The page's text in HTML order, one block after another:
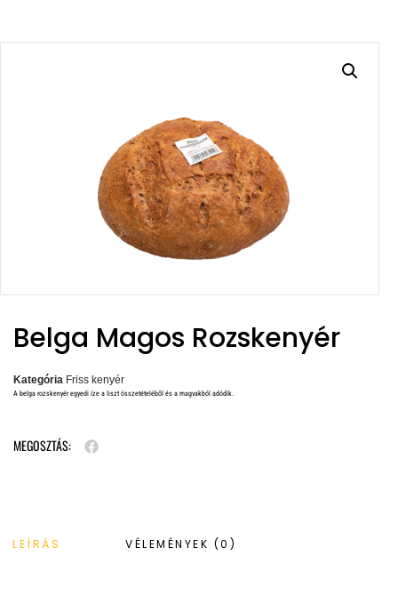
Belga Magos Rozskenyér
Kategória Friss kenyér
A belga rozskenyér egyedi íze a liszt összetételéből és a magvakból adódik.
MEGOSZTÁS:
LEÍRÁS VÉLEMÉNYEK (0)